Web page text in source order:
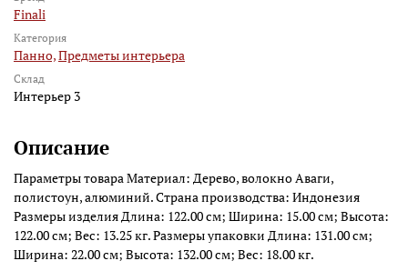
Finali
Категория
Панно,Предметы интерьера
Склад
Интерьер 3
Описание
Параметры товара Материал: Дерево, волокно Аваги,
полистоун, алюминий. Страна производства: Индонезия
Размеры изделия Длина: 122.00 см; Ширина: 15.00 см; Высота:
122.00 см; Вес: 13.25 кг. Размеры упаковки Длина: 131.00 см;
Ширина: 22.00 см; Высота: 132.00 см; Вес: 18.00 кг.